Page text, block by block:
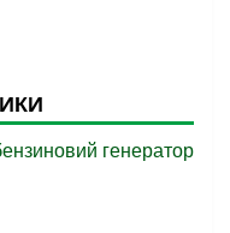
генератор